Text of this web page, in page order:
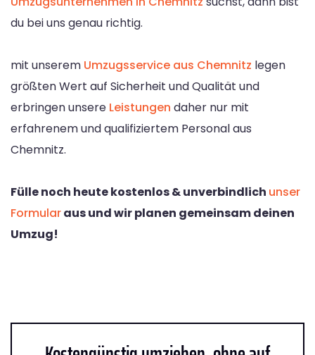
du bei uns genau richtig.
mit unserem Umzugsservice aus Chemnitz legen
größten Wert auf Sicherheit und Qualität und
erbringen unsere Leistungen daher nur mit
erfahrenem und qualifiziertem Personal aus
Chemnitz.
Fülle noch heute kostenlos & unverbindlich unser
Formularaus und wir planen gemeinsam deinen
Umzug!